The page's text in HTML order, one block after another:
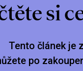
si
Tento článek je
po